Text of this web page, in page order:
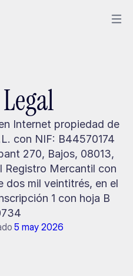
Internet propiedad de
con NIF: B44570174
270, Bajos, 08013,
Registro Mercantil con
dos mil veintitrés, en el
1 con hoja B
5 may 2026